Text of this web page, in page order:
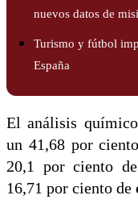
nuevos datos de
Turismo y fútbol
España
El análisis
un 41,68 por
20,1 por ciento
16,71 por ciento de